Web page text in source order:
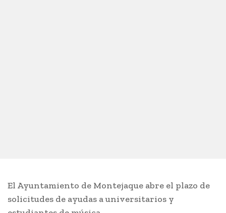
El Ayuntamiento de Montejaque abre el plazo de
solicitudes de ayudas a universitarios y